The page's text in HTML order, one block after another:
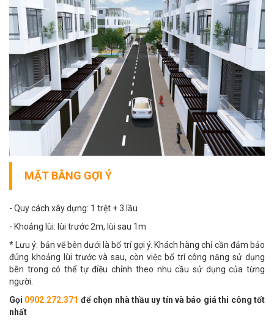
MẶT BẰNG GỢI Ý
- Quy cách xây dựng: 1 trệt + 3 lầu
- Khoảng lùi: lùi trước 2m, lùi sau 1m
* Lưu ý: bản vẽ bên dưới là bố trí gợi ý. Khách hàng chỉ cần đảm bảo
đúng khoảng lùi trước và sau, còn việc bố trí công năng sử dụng
bên trong có thể tự điều chỉnh theo nhu cầu sử dụng của từng
người.
Gọi 0902.272.371 để chọn nhà thầu uy tín và báo giá thi công tốt
nhất